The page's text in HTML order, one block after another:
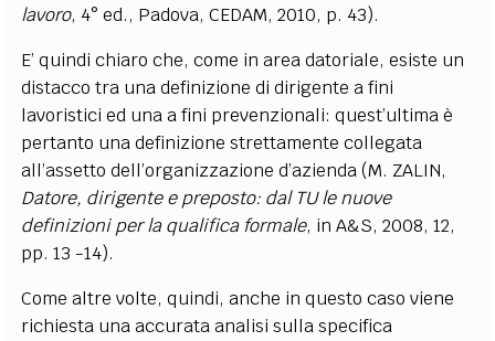
lavoro, 4° ed., Padova, CEDAM, 2010, p. 43).
E’ quindi chiaro che, come in area datoriale, esiste un
distacco tra una definizione di dirigente a fini
lavoristici ed una a fini prevenzionali: quest’ultima è
pertanto una definizione strettamente collegata
all’assetto dell’organizzazione d’azienda (M. ZALIN,
Datore, dirigente e preposto: dal TU le nuove
definizioni per la qualifica formale, in A&S, 2008, 12,
pp. 13 -14).
Come altre volte, quindi, anche in questo caso viene
richiesta una accurata analisi sulla specifica